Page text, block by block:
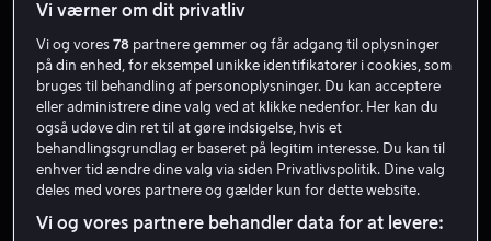
Star Trek X: Nemesis
6.4 Science Fiction Action 2002
1 t. 51 min
11 år
HD
Vi værner om dit privatliv
Vi og vores78 partnere gemmer og får adgang til oplysninger
på din enhed, for eksempel unikke identifikatorer i cookies, som
bruges til behandling af personoplysninger. Du kan acceptere
eller administrere dine valg ved at klikke nedenfor. Her kan du
også udøve din ret til at gøre indsigelse, hvis et
behandlingsgrundlag er baseret på legitim interesse. Du kan til
enhver tid ændre dine valg via siden Privatlivspolitik. Dine valg
deles med vores partnere og gælder kun for dette website.
Vi og vores partnere behandler data for at levere: